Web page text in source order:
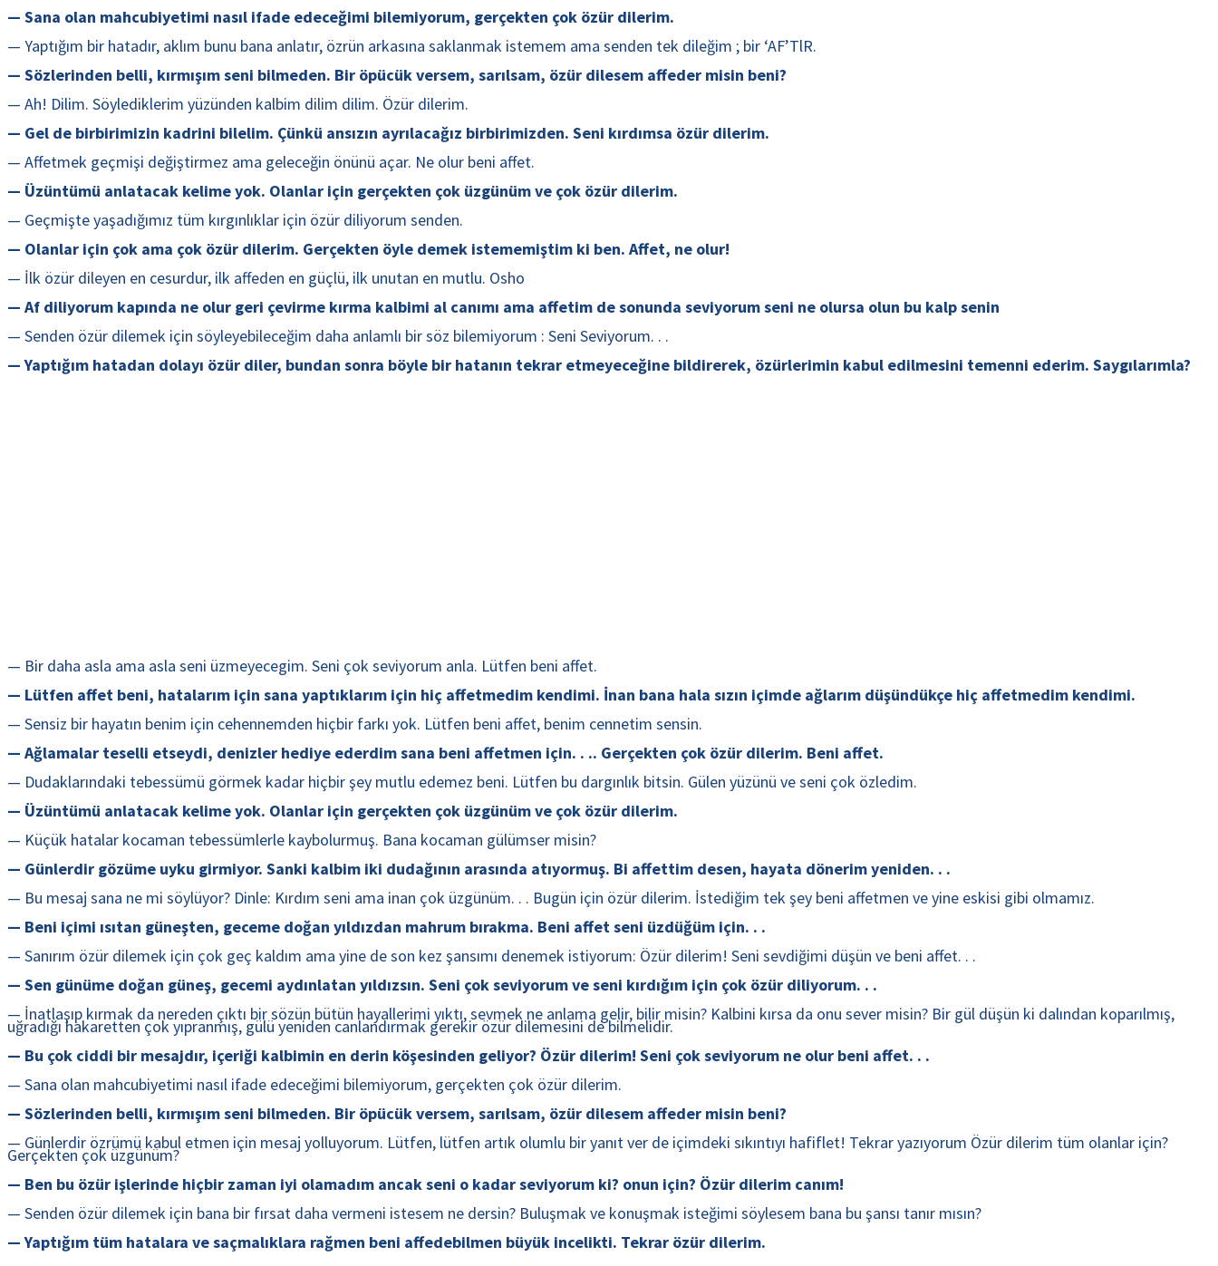
— Sana olan mahcubiyetimi nasıl ifade edeceğimi bilemiyorum, gerçekten çok özür dilerim.
— Yaptığım bir hatadır, aklım bunu bana anlatır, özrün arkasına saklanmak istemem ama senden tek dileğim ; bir ‘AF’TlR.
— Sözlerinden belli, kırmışım seni bilmeden. Bir öpücük versem, sarılsam, özür dilesem affeder misin beni?
— Ah! Dilim. Söylediklerim yüzünden kalbim dilim dilim. Özür dilerim.
— Gel de birbirimizin kadrini bilelim. Çünkü ansızın ayrılacağız birbirimizden. Seni kırdımsa özür dilerim.
— Affetmek geçmişi değiştirmez ama geleceğin önünü açar. Ne olur beni affet.
— Üzüntümü anlatacak kelime yok. Olanlar için gerçekten çok üzgünüm ve çok özür dilerim.
— Geçmişte yaşadığımız tüm kırgınlıklar için özür diliyorum senden.
— Olanlar için çok ama çok özür dilerim. Gerçekten öyle demek istememiştim ki ben. Affet, ne olur!
— İlk özür dileyen en cesurdur, ilk affeden en güçlü, ilk unutan en mutlu. Osho
— Af diliyorum kapında ne olur geri çevirme kırma kalbimi al canımı ama affetim de sonunda seviyorum seni ne olursa olun bu kalp senin
— Senden özür dilemek için söyleyebileceğim daha anlamlı bir söz bilemiyorum : Seni Seviyorum. . .
— Yaptığım hatadan dolayı özür diler, bundan sonra böyle bir hatanın tekrar etmeyeceğine bildirerek, özürlerimin kabul edilmesini temenni ederim. Saygılarımla?
— Bir daha asla ama asla seni üzmeyecegim. Seni çok seviyorum anla. Lütfen beni affet.
— Lütfen affet beni, hatalarım için sana yaptıklarım için hiç affetmedim kendimi. İnan bana hala sızın içimde ağlarım düşündükçe hiç affetmedim kendimi.
— Sensiz bir hayatın benim için cehennemden hiçbir farkı yok. Lütfen beni affet, benim cennetim sensin.
— Ağlamalar teselli etseydi, denizler hediye ederdim sana beni affetmen için. . .. Gerçekten çok özür dilerim. Beni affet.
— Dudaklarındaki tebessümü görmek kadar hiçbir şey mutlu edemez beni. Lütfen bu dargınlık bitsin. Gülen yüzünü ve seni çok özledim.
— Üzüntümü anlatacak kelime yok. Olanlar için gerçekten çok üzgünüm ve çok özür dilerim.
— Küçük hatalar kocaman tebessümlerle kaybolurmuş. Bana kocaman gülümser misin?
— Günlerdir gözüme uyku girmiyor. Sanki kalbim iki dudağının arasında atıyormuş. Bi affettim desen, hayata dönerim yeniden. . .
— Bu mesaj sana ne mi söylüyor? Dinle: Kırdım seni ama inan çok üzgünüm. . . Bugün için özür dilerim. İstediğim tek şey beni affetmen ve yine eskisi gibi olmamız.
— Beni içimi ısıtan güneşten, geceme doğan yıldızdan mahrum bırakma. Beni affet seni üzdüğüm için. . .
— Sanırım özür dilemek için çok geç kaldım ama yine de son kez şansımı denemek istiyorum: Özür dilerim! Seni sevdiğimi düşün ve beni affet. . .
— Sen günüme doğan güneş, gecemi aydınlatan yıldızsın. Seni çok seviyorum ve seni kırdığım için çok özür diliyorum. . .
— İnatlaşıp kırmak da nereden çıktı bir sözün bütün hayallerimi yıktı, sevmek ne anlama gelir, bilir misin? Kalbini kırsa da onu sever misin? Bir gül düşün ki dalından koparılmış,
uğradığı hakaretten çok yıpranmış, gülü yeniden canlandırmak gerekir özür dilemesini de bilmelidir.
— Bu çok ciddi bir mesajdır, içeriği kalbimin en derin köşesinden geliyor? Özür dilerim! Seni çok seviyorum ne olur beni affet. . .
— Sana olan mahcubiyetimi nasıl ifade edeceğimi bilemiyorum, gerçekten çok özür dilerim.
— Sözlerinden belli, kırmışım seni bilmeden. Bir öpücük versem, sarılsam, özür dilesem affeder misin beni?
— Günlerdir özrümü kabul etmen için mesaj yolluyorum. Lütfen, lütfen artık olumlu bir yanıt ver de içimdeki sıkıntıyı hafiflet! Tekrar yazıyorum Özür dilerim tüm olanlar için?
Gerçekten çok üzgünüm?
— Ben bu özür işlerinde hiçbir zaman iyi olamadım ancak seni o kadar seviyorum ki? onun için? Özür dilerim canım!
— Senden özür dilemek için bana bir fırsat daha vermeni istesem ne dersin? Buluşmak ve konuşmak isteğimi söylesem bana bu şansı tanır mısın?
— Yaptığım tüm hatalara ve saçmalıklara rağmen beni affedebilmen büyük incelikti. Tekrar özür dilerim.